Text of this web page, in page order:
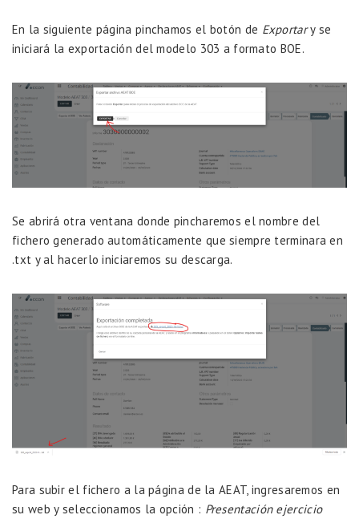
En la siguiente página pinchamos el botón de Exportary se
iniciará la exportación del modelo 303 a formato BOE.
Se abrirá otra ventana donde pincharemos el nombre del
fichero generado automáticamente que siempre terminara en
.txt y al hacerlo iniciaremos su descarga.
Para subir el fichero a la página de la AEAT, ingresaremos en
su web y seleccionamos la opción : Presentación ejercicio